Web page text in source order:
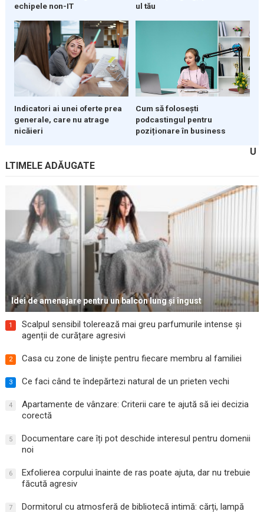
echipele non-IT
ul tău
Indicatori ai unei oferte prea
generale, care nu atrage
nicăieri
Cum să folosești
podcastingul pentru
poziționare în business
U
LTIMELE ADĂUGATE
Idei de amenajare pentru un balcon lung și îngust
1
Scalpul sensibil tolerează mai greu parfumurile intense și
agenții de curățare agresivi
2 Casa cu zone de liniște pentru fiecare membru al familiei
3 Ce faci când te îndepărtezi natural de un prieten vechi
4
Apartamente de vânzare: Criterii care te ajută să iei decizia
corectă
5
Documentare care îți pot deschide interesul pentru domenii
noi
6
Exfolierea corpului înainte de ras poate ajuta, dar nu trebuie
făcută agresiv
7 Dormitorul cu atmosferă de bibliotecă intimă: cărți, lampă